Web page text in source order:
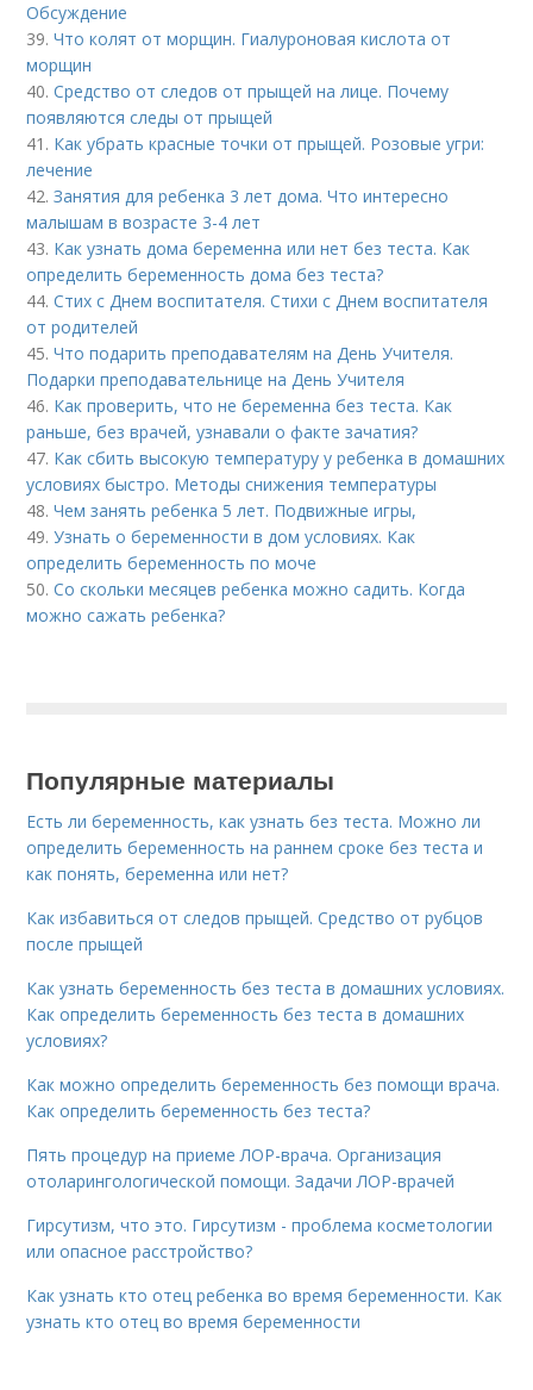
Обсуждение
39.Что колят от морщин. Гиалуроновая кислота от
морщин
40.Средство от следов от прыщей на лице. Почему
появляются следы от прыщей
41. Как убрать красные точки от прыщей. Розовые угри:
лечение
42.Занятия для ребенка 3 лет дома. Что интересно
малышам в возрасте 3-4 лет
43. Как узнать дома беременна или нет без теста. Как
определить беременность дома без теста?
44.Стих с Днем воспитателя. Стихи с Днем воспитателя
от родителей
45.Что подарить преподавателям на День Учителя.
Подарки преподавательнице на День Учителя
46. Как проверить, что не беременна без теста. Как
раньше, без врачей, узнавали о факте зачатия?
47. Как сбить высокую температуру у ребенка в домашних
условиях быстро. Методы снижения температуры
48.Чем занять ребенка 5 лет. Подвижные игры,
49.Узнать о беременности в дом условиях. Как
определить беременность по моче
50.Со скольки месяцев ребенка можно садить. Когда
можно сажать ребенка?
Популярные материалы
Есть ли беременность, как узнать без теста. Можно ли
определить беременность на раннем сроке без теста и
как понять, беременна или нет?
Как избавиться от следов прыщей. Средство от рубцов
после прыщей
Как узнать беременность без теста в домашних условиях.
Как определить беременность без теста в домашних
условиях?
Как можно определить беременность без помощи врача.
Как определить беременность без теста?
Пять процедур на приеме ЛОР-врача. Организация
отоларингологической помощи. Задачи ЛОР-врачей
Гирсутизм, что это. Гирсутизм - проблема косметологии
или опасное расстройство?
Как узнать кто отец ребенка во время беременности. Как
узнать кто отец во время беременности